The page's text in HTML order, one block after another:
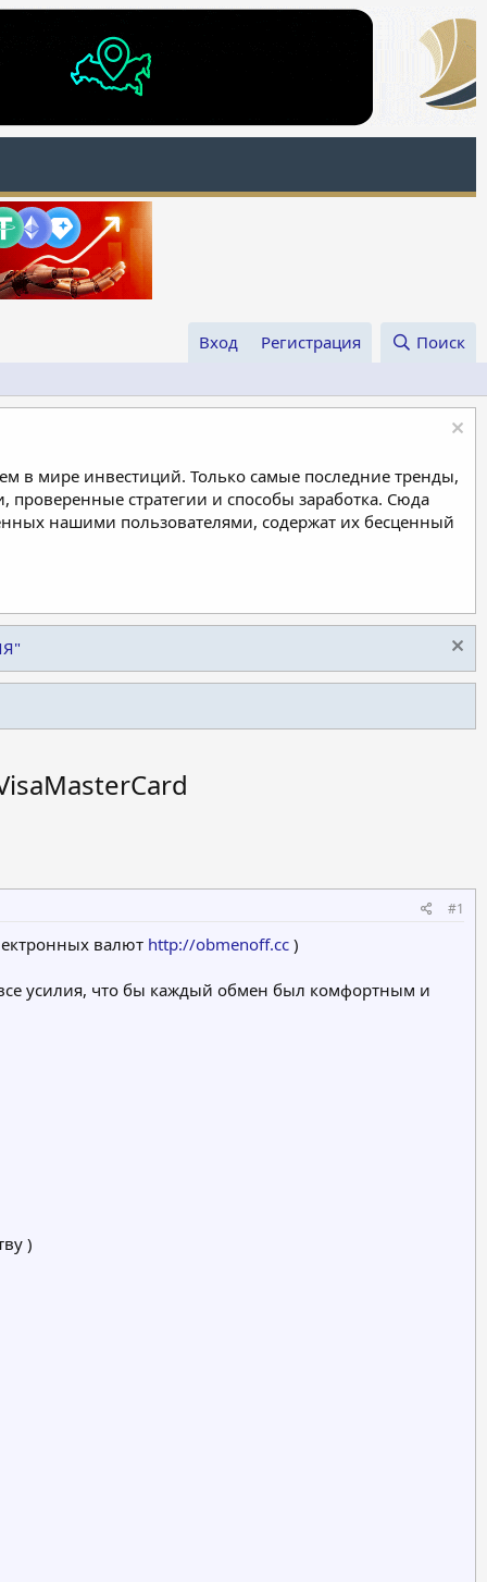
Вход Регистрация Поиск
в мире инвестиций. Только самые последние тренды,
стратегии и способы заработка. Сюда
нашими пользователями, содержат их бесценный
#1
валют http://obmenoff.cc )
усилия, что бы каждый обмен был комфортным и
)